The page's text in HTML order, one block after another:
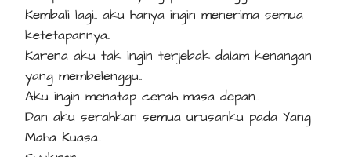
Kembali lagi.. aku hanya ingin menerima semua
ketetapannya..
Karena aku tak ingin terjebak dalam kenangan
yang membelenggu..
Aku ingin menatap cerah masa depan..
Dan aku serahkan semua urusanku pada Yang
Maha Kuasa..